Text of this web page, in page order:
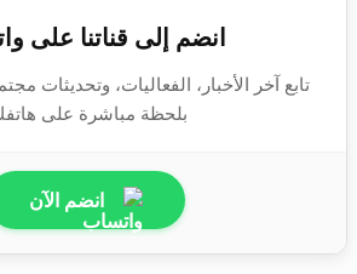
انضم إلى قناتنا على
تابع آخر الأخبار، الفعاليات، وتحديثات
بلحظة مباشرة على
انضم الآن